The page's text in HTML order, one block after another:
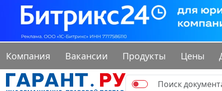
Компания Вакансии Продукты Цены